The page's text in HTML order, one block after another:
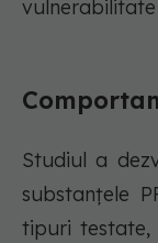
Studiul a
substanțele
tipuri testate,